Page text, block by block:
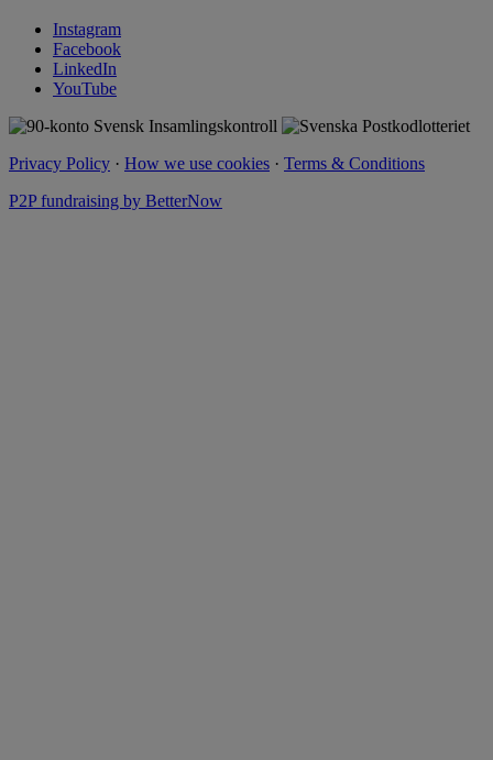
Instagram
Facebook
LinkedIn
YouTube
Privacy Policy · How we use cookies · Terms & Conditions
P2P fundraising by BetterNow